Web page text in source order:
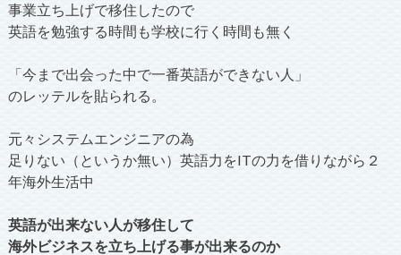
事業立ち上げで移住したので
英語を勉強する時間も学校に行く時間も無く
「今まで出会った中で一番英語ができない人」
のレッテルを貼られる。
元々システムエンジニアの為
足りない（というか無い）英語力をITの力を借りながら２
年海外生活中
英語が出来ない人が移住して
海外ビジネスを立ち上げる事が出来るのか